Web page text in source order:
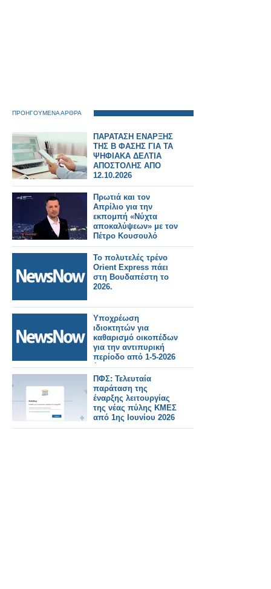
ΠΡΟΗΓΟΥΜΕΝΑ ΑΡΘΡΑ
ΠΑΡΑΤΑΣΗ ΕΝΑΡΞΗΣ
ΤΗΣ Β ΦΑΣΗΣ ΓΙΑ ΤΑ
ΨΗΦΙΑΚΑ ΔΕΛΤΙΑ
ΑΠΟΣΤΟΛΗΣ ΑΠΟ
12.10.2026
Πρωτιά και τον
Απρίλιο για την
εκπομπή «Νύχτα
αποκαλύψεων» με τον
Πέτρο Κουσουλό
Το πολυτελές τρένο
Orient Express πάει
στη Βουδαπέστη το
2026.
Υποχρέωση
ιδιοκτητών για
καθαρισμό οικοπέδων
για την αντιπυρική
περίοδο από 1-5-2026
έως 31-10-2026.
ΠΦΣ: Τελευταία
παράταση της
έναρξης λειτουργίας
της νέας πύλης ΚΜΕΣ
από 1ης Ιουνίου 2026